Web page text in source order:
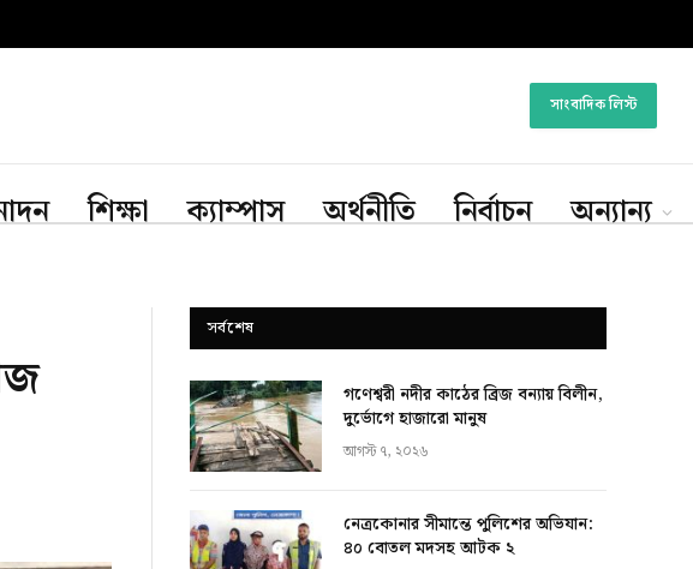
সাংবাদিক লিস্ট
শিক্ষা ক্যাম্পাস অর্থনীতি নির্বাচন অন্যান্য
সর্বশেষ
গণেশ্বরী নদীর কাঠের ব্রিজ বন্যায় বিলীন,
দুর্ভোগে হাজারো মানুষ
আগস্ট ৭, ২০২৬
নেত্রকোনার সীমান্তে পুলিশের অভিযান:
৪০ বোতল মদসহ আটক ২